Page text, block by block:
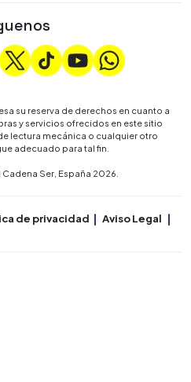
su reserva de derechos en cuanto a
y servicios ofrecidos en este sitio
lectura mecánica o cualquier otro
adecuado para tal fin.
Ser, España 2026.
de privacidad Aviso Legal